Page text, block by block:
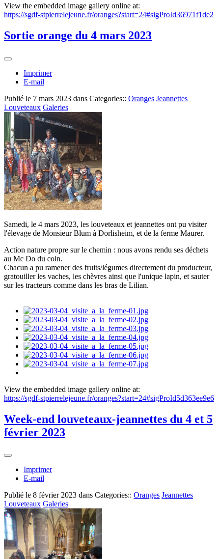
View the embedded image gallery online at:
https://sgdf-stpierrelejeune.fr/oranges?start=24#sigProId36971f1de2
Sortie orange du 4 mars 2023
Imprimer
E-mail
Publié le 7 mars 2023 dans Categories:: Oranges Jeannettes
Louveteaux Galeries
Samedi, le 4 mars 2023, les louveteaux et jeannettes ont pu visiter
l'élevage de Monsieur Blum à Dorlisheim, et de la ferme Maurer.
Action nature propre sur le chemin : nous avons rendu ses déchets
au Mc Do du coin.
Chacun a pu ramener des fruits/légumes directement du producteur,
gratouiller les vaches, les chèvres ainsi que l'unique lapin, et sauter
sur les tracteurs comme dans les bras de Lilian.
View the embedded image gallery online at:
https://sgdf-stpierrelejeune.fr/oranges?start=24#sigProId5d363ee9e6
Week-end louveteaux-jeannettes du 4 et 5
février 2023
Imprimer
E-mail
Publié le 8 février 2023 dans Categories:: Oranges Jeannettes
Louveteaux Galeries